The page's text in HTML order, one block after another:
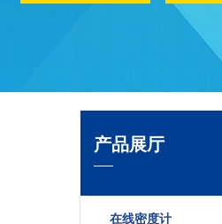
产品展厅
在线密度计